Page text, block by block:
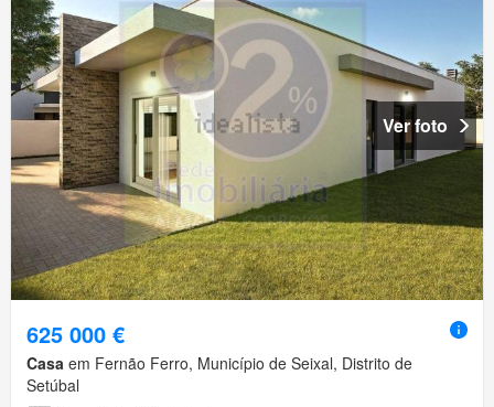
Ver foto
625 000 €
Casa em Fernão Ferro, Município de Seixal, Distrito de
Setúbal